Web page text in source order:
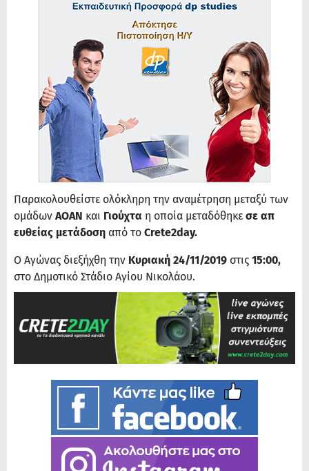
Παρακολουθείστε ολόκληρη την αναμέτρηση μεταξύ των
ομάδων ΑΟΑΝ και Γιούχτα η οποία μεταδόθηκε σε απ
ευθείας μετάδοση από το Crete2day.
Ο Αγώνας διεξήχθη την Κυριακή 24/11/2019 στις 15:00,
στο Δημοτικό Στάδιο Αγίου Νικολάου.